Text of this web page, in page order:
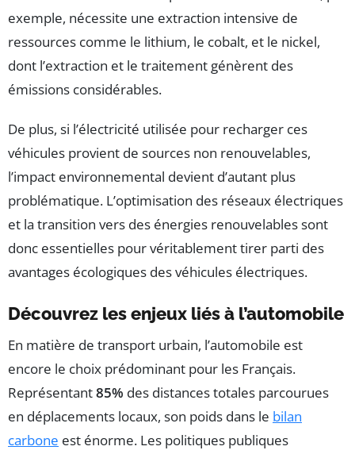
exemple, nécessite une extraction intensive de
ressources comme le lithium, le cobalt, et le nickel,
dont l’extraction et le traitement génèrent des
émissions considérables.
De plus, si l’électricité utilisée pour recharger ces
véhicules provient de sources non renouvelables,
l’impact environnemental devient d’autant plus
problématique. L’optimisation des réseaux électriques
et la transition vers des énergies renouvelables sont
donc essentielles pour véritablement tirer parti des
avantages écologiques des véhicules électriques.
Découvrez les enjeux liés à l’automobile
En matière de transport urbain, l’automobile est
encore le choix prédominant pour les Français.
Représentant85% des distances totales parcourues
en déplacements locaux, son poids dans le bilan
carbone est énorme. Les politiques publiques